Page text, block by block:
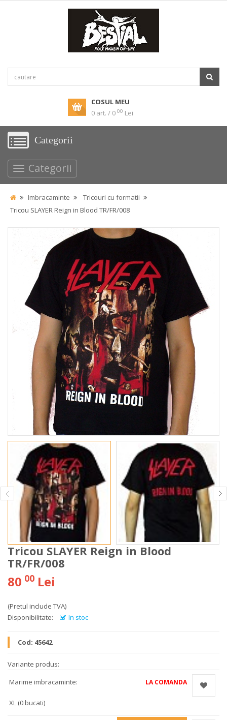
COSUL MEU
0 art. / 0 00 Lei
Categorii
Categorii
Imbracaminte
Tricouri cu formatii
Tricou SLAYER Reign in Blood TR/FR/008
Tricou SLAYER Reign in Blood
TR/FR/008
80 00 Lei
(Pretul include TVA)
Disponibilitate:
In stoc
Cod: 45642
Variante produs:
Marime imbracaminte:
XL (0 bucati)
LA COMANDA